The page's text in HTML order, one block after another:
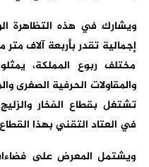
ويشارك في هذه التظاهرة
مختلف ربوع المملكة،
والمقاولات الحرفية الصغرى
تشتغل بقطاع الفخار
في العتاد التقني بهذا
ويشتمل المعرض على